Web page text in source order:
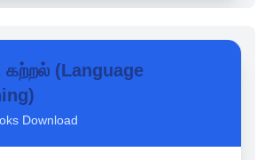
வரலாறு (History)
தெரியுமா? - 6th-12th School
பொருளாதாரம் (Economics)
(Language
Download